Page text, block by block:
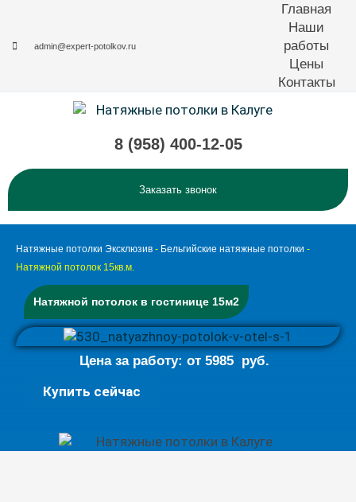
содержимому
Главная
Наши
работы
Цены
Контакты
admin@expert-potolkov.ru
8 (958) 400-12-05
Заказать звонок
Натяжные потолки Эксклюзив - Бельгийские натяжные потолки -
Натяжной потолок 15кв.м.
Натяжной потолок в гостинице 15м2
Цена за работу: от 5985 руб.
Натяжной
потолок
quantity
Купить сейчас